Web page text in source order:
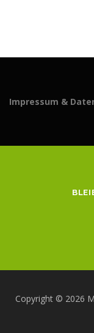
Impressum &
Copyright © 2026